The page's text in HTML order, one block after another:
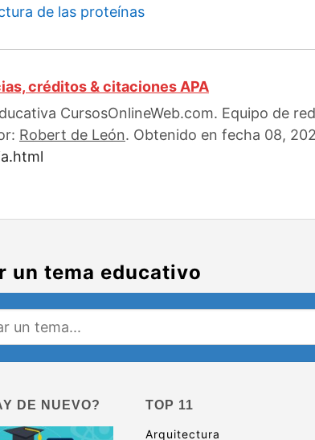
de las proteínas
créditos & citaciones APA
CursosOnlineWeb.com. Equipo de
Robert de León. Obtenido en fecha 08,
un tema educativo
DE NUEVO? TOP 11
Arquitectura